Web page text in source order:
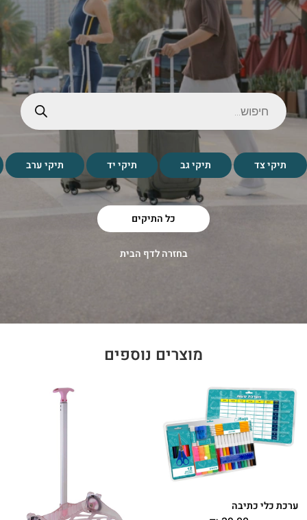
תיקי צד תיקי גב תיקי יד תיקי ערב
כל התיקים
בחזרה לדף הבית
מוצרים נוספים
ערכת כלי כתיבה